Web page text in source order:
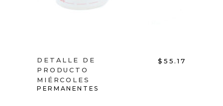
DETALLE DE
PRODUCTO
MIÉRCOLES
$ 55.17
PERMANENTES